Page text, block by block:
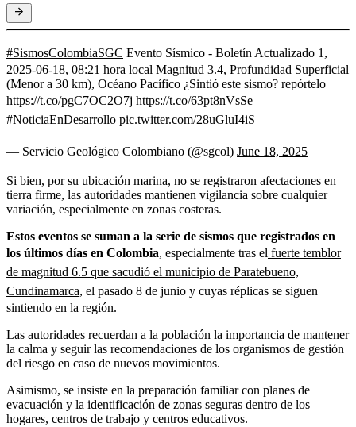
#SismosColombiaSGC Evento Sísmico - Boletín Actualizado 1,
2025-06-18, 08:21 hora local Magnitud 3.4, Profundidad Superficial
(Menor a 30 km), Océano Pacífico ¿Sintió este sismo? repórtelo
https://t.co/pgC7OC2O7j https://t.co/63pt8nVsSe
#NoticiaEnDesarrollo pic.twitter.com/28uGluI4iS
— Servicio Geológico Colombiano (@sgcol) June 18, 2025
Si bien, por su ubicación marina, no se registraron afectaciones en
tierra firme, las autoridades mantienen vigilancia sobre cualquier
variación, especialmente en zonas costeras.
Estos eventos se suman a la serie de sismos que registrados en
los últimos días en Colombia, especialmente tras el fuerte temblor
de magnitud 6.5 que sacudió el municipio de Paratebueno,
Cundinamarca, el pasado 8 de junio y cuyas réplicas se siguen
sintiendo en la región.
Las autoridades recuerdan a la población la importancia de mantener
la calma y seguir las recomendaciones de los organismos de gestión
del riesgo en caso de nuevos movimientos.
Asimismo, se insiste en la preparación familiar con planes de
evacuación y la identificación de zonas seguras dentro de los
hogares, centros de trabajo y centros educativos.